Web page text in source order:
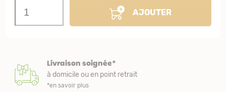
AJOUTER
Livraison soignée*
à domicile ou en point retrait
*en savoir plus